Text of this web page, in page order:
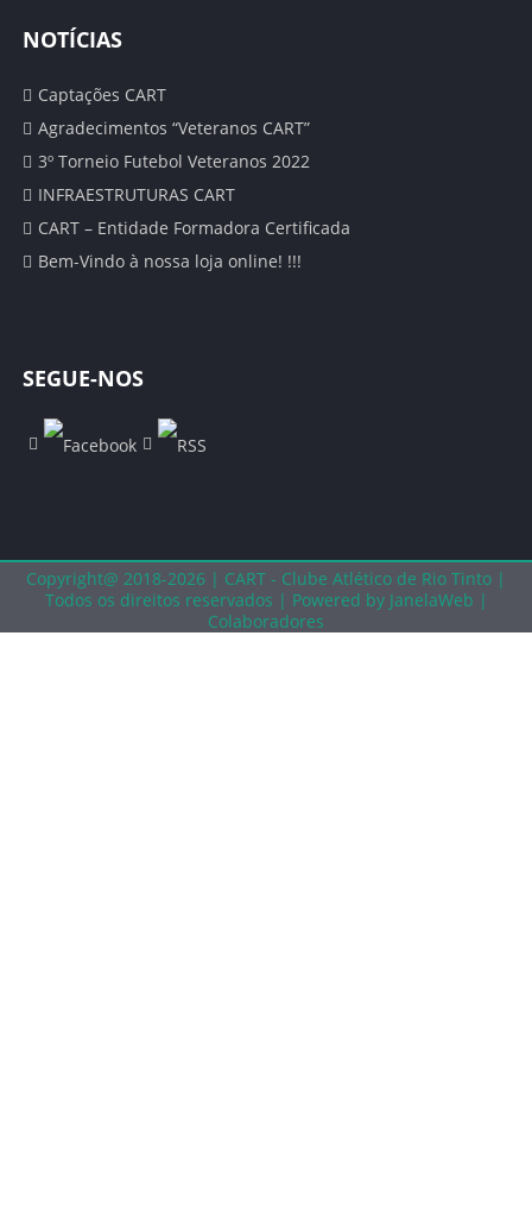
SUB 19 – JUNIORES
CLASSIFICAÇÕES
CALENDÁRIO
CLASSIFICAÇÃO
SUB 16 – JUVENIS
CLASSIFICAÇÃO
SUB 15 – INICIADOS
CLASSIFICAÇÕES
NOTÍCIAS
Captações CART
Agradecimentos “Veteranos CART”
3º Torneio Futebol Veteranos 2022
INFRAESTRUTURAS CART
CART – Entidade Formadora Certificada
Bem-Vindo à nossa loja online! !!!
SEGUE-NOS
Copyright@ 2018-2026 | CART - Clube Atlético de Rio Tinto |
Todos os direitos reservados | Powered by JanelaWeb |
Colaboradores